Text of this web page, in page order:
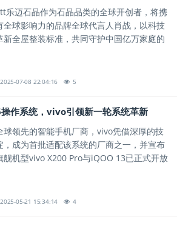
乐迈石晶作为石晶品类的全球开创者，将携
全球影响力的品牌全球代言人肖战，以科技
新全屋整装标准，共同守护中国亿万家庭的
2025-07-08 22:04:16 5
作系统，vivo引领新一轮系统革新
球领先的智能手机厂商，vivo凭借深厚的技
，成为首批适配该系统的厂商之一，并宣布
舰机型vivo X200 Pro与iQOO 13已正式开放
2025-05-21 15:34:14 4